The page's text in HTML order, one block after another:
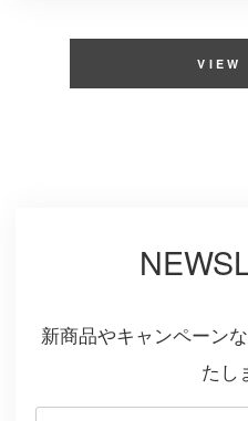
VIEW
新商品やキャンペーン
たし